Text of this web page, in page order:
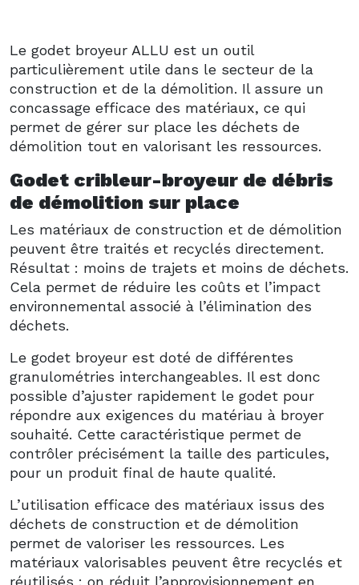
Le godet broyeur ALLU est un outil
particulièrement utile dans le secteur de la
construction et de la démolition. Il assure un
concassage efficace des matériaux, ce qui
permet de gérer sur place les déchets de
démolition tout en valorisant les ressources.
Godet cribleur-broyeur de débris
de démolition sur place
Les matériaux de construction et de démolition
peuvent être traités et recyclés directement.
Résultat : moins de trajets et moins de déchets.
Cela permet de réduire les coûts et l’impact
environnemental associé à l’élimination des
déchets.
Le godet broyeur est doté de différentes
granulométries interchangeables. Il est donc
possible d’ajuster rapidement le godet pour
répondre aux exigences du matériau à broyer
souhaité. Cette caractéristique permet de
contrôler précisément la taille des particules,
pour un produit final de haute qualité.
L’utilisation efficace des matériaux issus des
déchets de construction et de démolition
permet de valoriser les ressources. Les
matériaux valorisables peuvent être recyclés et
réutilisés : on réduit l’approvisionnement en